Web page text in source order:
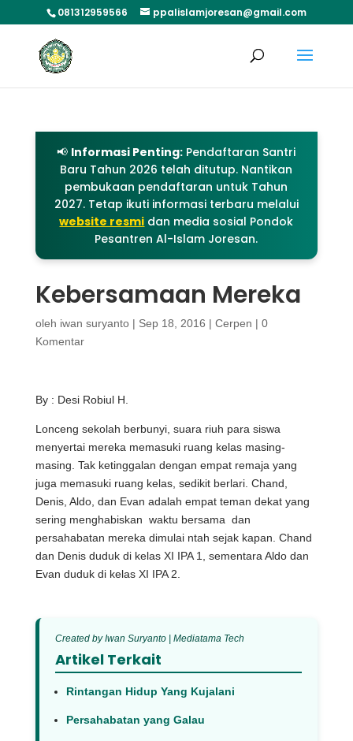
081312959566 ppalislamjoresan@gmail.com
📢 Informasi Penting: Pendaftaran Santri
Baru Tahun 2026 telah ditutup. Nantikan
pembukaan pendaftaran untuk Tahun
2027. Tetap ikuti informasi terbaru melalui
website resmi dan media sosial Pondok
Pesantren Al-Islam Joresan.
Kebersamaan Mereka
oleh iwan suryanto| Sep 18, 2016 | Cerpen | 0
Komentar
By : Desi Robiul H.
Lonceng sekolah berbunyi, suara riuh para siswa
menyertai mereka memasuki ruang kelas masing-
masing. Tak ketinggalan dengan empat remaja yang
juga memasuki ruang kelas, sedikit berlari. Chand,
Denis, Aldo, dan Evan adalah empat teman dekat yang
sering menghabiskan waktu bersama dan
persahabatan mereka dimulai ntah sejak kapan. Chand
dan Denis duduk di kelas XI IPA 1, sementara Aldo dan
Evan duduk di kelas XI IPA 2.
Created by Iwan Suryanto | Mediatama Tech
Artikel Terkait
Rintangan Hidup Yang Kujalani
Persahabatan yang Galau